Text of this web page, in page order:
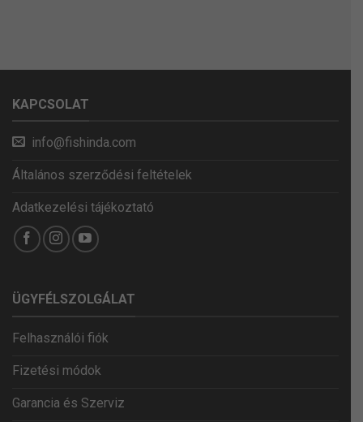
KAPCSOLAT
info@fishinda.com
Általános szerződési feltételek
Adatkezelési tájékoztató
ÜGYFÉLSZOLGÁLAT
Felhasználói fiók
Fizetési módok
Garancia és Szerviz